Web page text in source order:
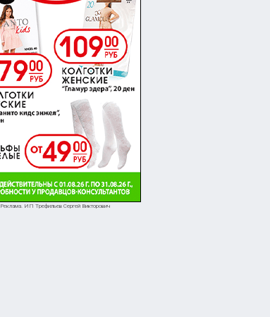
Реклама. ИП Трефильев Сергей Викторович